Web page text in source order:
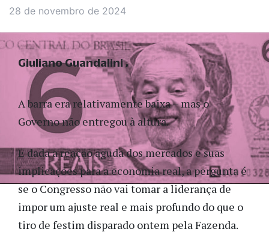
28 de novembro de 2024
A barra era relativamente baixa – mas o
Governo não entregou à altura.
E dada a reação aguda dos mercados e suas
implicações para a economia real, a pergunta é
se o Congresso não vai tomar a liderança de
impor um ajuste real e mais profundo do que o
tiro de festim disparado ontem pela Fazenda.
Giuliano Guandalini